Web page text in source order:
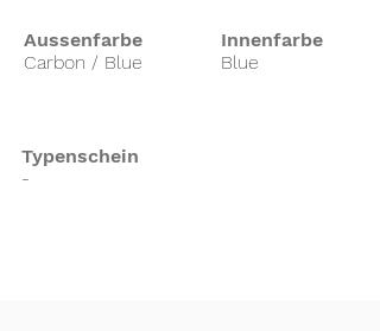
Aussenfarbe
Carbon / Blue
Innenfarbe
Blue
Typenschein
-